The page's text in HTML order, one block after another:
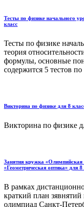
Тесты по физике начального
класс
Тесты по физике
теория
формулы, основные
содержится 5 тестов
Викторина по физике для 8
Викторина по физике
Занятия кружка
«Геометрическая оптика» для
В рамках
краткий план зявнятий
олимпиад Санкт-